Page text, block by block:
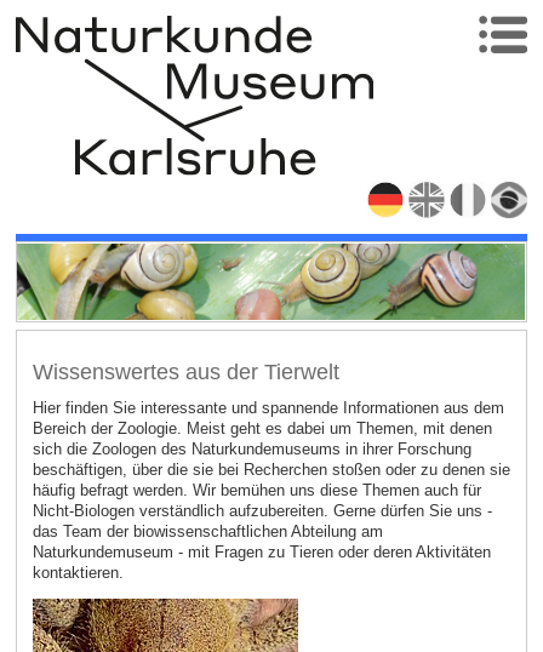
Wissenswertes aus der Tierwelt
Hier finden Sie interessante und spannende Informationen aus dem
Bereich der Zoologie. Meist geht es dabei um Themen, mit denen
sich die Zoologen des Naturkundemuseums in ihrer Forschung
beschäftigen, über die sie bei Recherchen stoßen oder zu denen sie
häufig befragt werden. Wir bemühen uns diese Themen auch für
Nicht-Biologen verständlich aufzubereiten. Gerne dürfen Sie uns -
das Team der biowissenschaftlichen Abteilung am
Naturkundemuseum - mit Fragen zu Tieren oder deren Aktivitäten
kontaktieren.